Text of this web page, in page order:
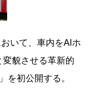
いて、車内をAIホ
貌させる革新的
を初公開する。